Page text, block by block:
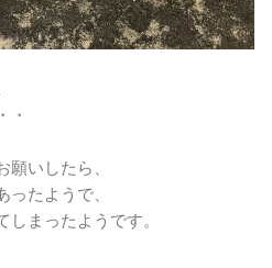
・
いしたら、
たようで、
まったようです。